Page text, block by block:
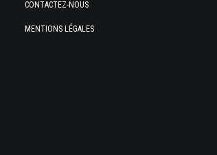
CONTACTEZ-NOUS
MENTIONS LÉGALES